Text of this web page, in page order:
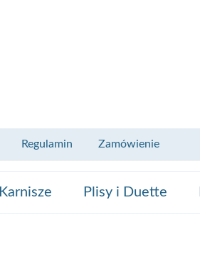
Regulamin Zamówienie
Karnisze Plisy i Duette